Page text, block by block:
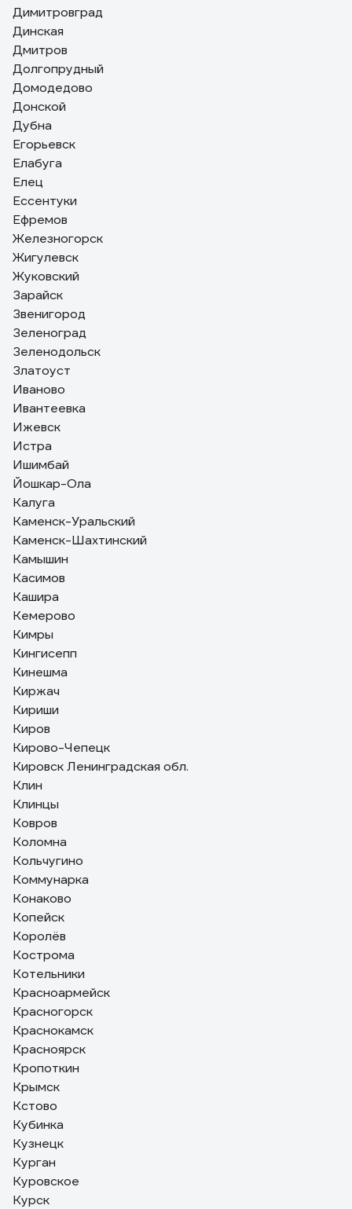
Димитровград
Динская
Дмитров
Долгопрудный
Домодедово
Донской
Дубна
Егорьевск
Елабуга
Елец
Ессентуки
Ефремов
Железногорск
Жигулевск
Жуковский
Зарайск
Звенигород
Зеленоград
Зеленодольск
Златоуст
Иваново
Ивантеевка
Ижевск
Истра
Ишимбай
Йошкар-Ола
Калуга
Каменск-Уральский
Каменск-Шахтинский
Камышин
Касимов
Кашира
Кемерово
Кимры
Кингисепп
Кинешма
Киржач
Кириши
Киров
Кирово-Чепецк
Кировск Ленинградская обл.
Клин
Клинцы
Ковров
Коломна
Кольчугино
Коммунарка
Конаково
Копейск
Королёв
Кострома
Котельники
Красноармейск
Красногорск
Краснокамск
Красноярск
Кропоткин
Крымск
Кстово
Кубинка
Кузнецк
Курган
Куровское
Курск